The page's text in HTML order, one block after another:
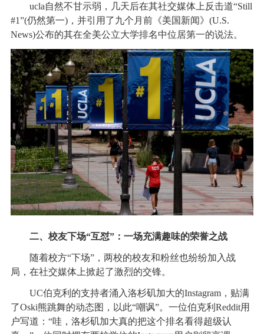
ucla自然不甘示弱，几天后在其社交媒体上反击道“Still
#1”(仍然第一)，并引用了九个月前《美国新闻》(U.S.
News)公布的其在全美公立大学排名中位居第一的说法。
二、校友下场“互怼”：一场充满趣味的荣誉之战
随着校方“下场”，两校的校友和粉丝也纷纷加入战
局，在社交媒体上掀起了激烈的交锋。
UC伯克利的支持者涌入洛杉矶加大的Instagram，贴满
了Oski熊跳舞的动态图，以此“嘲讽”。一位伯克利Reddit用
户写道：“哇，洛杉矶加大真的把这个排名看得超级认